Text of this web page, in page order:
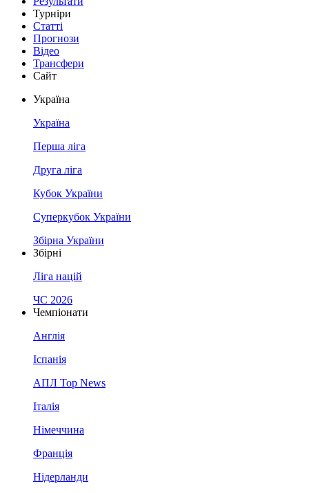
Турніри
Статті
Прогнози
Відео
Трансфери
Сайт
Україна
Україна
Перша ліга
Друга ліга
Кубок України
Суперкубок України
Збірна України
Збірні
Ліга націй
ЧС 2026
Чемпіонати
Англія
Іспанія
АПЛ Top News
Італія
Німеччина
Франція
Нідерланди